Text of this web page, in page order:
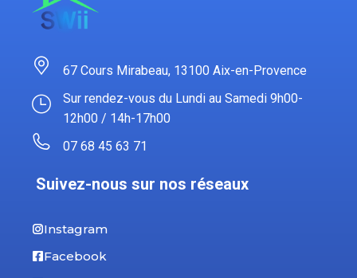
67 Cours Mirabeau, 13100 Aix-en-Provence
Sur rendez-vous du Lundi au Samedi 9h00-
12h00 / 14h-17h00
07 68 45 63 71
Suivez-nous sur nos réseaux
Instagram
Facebook